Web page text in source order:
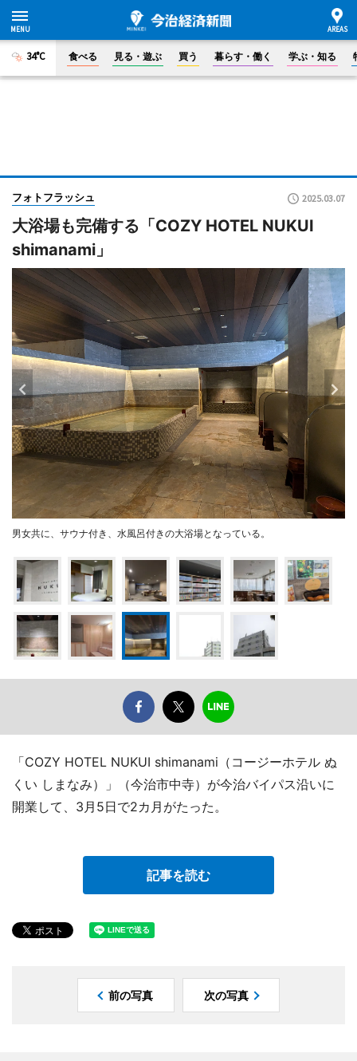
34°C 食べる 見る・遊ぶ 買う 暮らす・働く 学ぶ・知る
フォトフラッシュ 2025.03.07
大浴場も完備する「COZY HOTEL NUKUI
shimanami」
男女共に、サウナ付き、水風呂付きの大浴場となっている。
「COZY HOTEL NUKUI shimanami（コージーホテル ぬ
くい しまなみ）」（今治市中寺）が今治バイパス沿いに
開業して、3月5日で2カ月がたった。
記事を読む
前の写真 次の写真